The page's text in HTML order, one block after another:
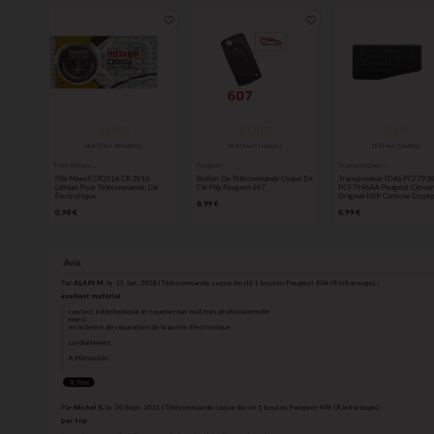
(4,6 / 5) sur 20note(s)
Piles lithium
Pile Maxell CR2016 CR 2016
Lithium Pour Télécommande, Clé
Électronique
0,98 €
(4,3 / 5) sur 7 note(s)
Peugeot
Boitier De Télécommande Coque De
Clé Plip Peugeot 607
8,99 €
( 5 / 5) sur 7 note(s)
Transpondeur
Transpondeur ID46
PCF7946AA Peugeot Citroen
Original NXP Carbone Crypto
8,99 €
Avis
Par ALAIN M. le 11 Jan. 2018 (Télécommande coque de clé 1 bouton Peugeot 406 IR infrarouge) :
exellent matériel
contact télèphonique et courrier par mail très professionnelle
merci
en attente de réparation de la partie électronique
cordialement
A.Monvoisin
Par Michel S. le 30 Sept. 2015 (Télécommande coque de clé 1 bouton Peugeot 406 IR infrarouge) :
pas top